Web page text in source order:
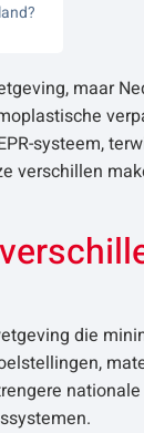
maar
systeem,
verschillen
die